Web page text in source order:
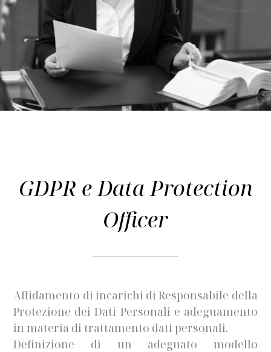
GDPR e Data Protection
Officer
Affidamento di incarichi di Responsabile della
Protezione dei Dati Personali e adeguamento
in materia di trattamento dati personali.
Definizione di un adeguato modello